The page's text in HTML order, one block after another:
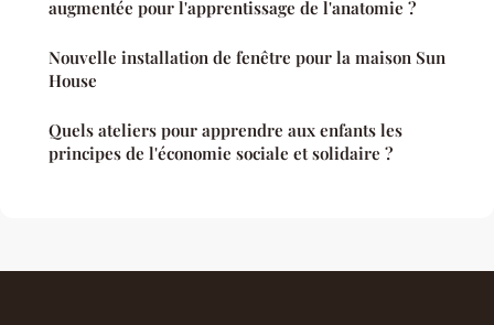
augmentée pour l'apprentissage de l'anatomie ?
Nouvelle installation de fenêtre pour la maison Sun
House
Quels ateliers pour apprendre aux enfants les
principes de l'économie sociale et solidaire ?